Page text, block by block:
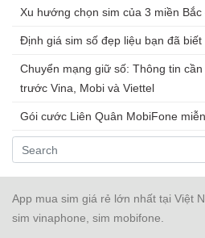
Xu hướng chọn sim của 3 miền Bắc
Định giá sim số đẹp liệu bạn đã biết
Chuyển mạng giữ số: Thông tin
trước Vina, Mobi và Viettel
Gói cước Liên Quân MobiFone
App mua sim giá rẻ lớn nhất tại Việt
sim vinaphone, sim mobifone.